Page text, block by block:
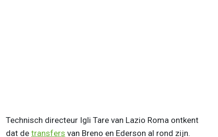
Technisch directeur Igli Tare van Lazio Roma ontkent
dat de transfers van Breno en Ederson al rond zijn.